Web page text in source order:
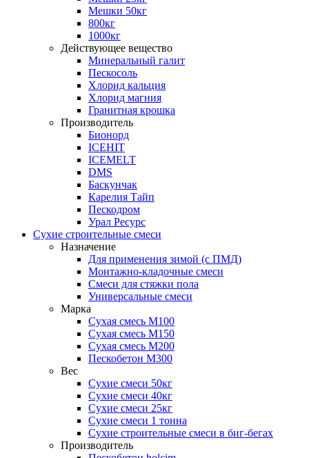
Мешки 50кг
800кг
1000кг
Действующее вещество
Минеральный галит
Пескосоль
Хлорид кальция
Хлорид магния
Гранитная крошка
Производитель
Бионорд
ICEHIT
ICEMELT
DMS
Баскунчак
Карелия Тайп
Пескодром
Урал Ресурс
Сухие строительные смеси
Назначение
Для применения зимой (с ПМД)
Монтажно-кладочные смеси
Смеси для стяжки пола
Универсальные смеси
Марка
Сухая смесь М100
Сухая смесь М150
Сухая смесь М200
Пескобетон М300
Вес
Сухие смеси 50кг
Сухие смеси 40кг
Сухие смеси 25кг
Сухие смеси 1 тонна
Сухие строительные смеси в биг-бегах
Производитель